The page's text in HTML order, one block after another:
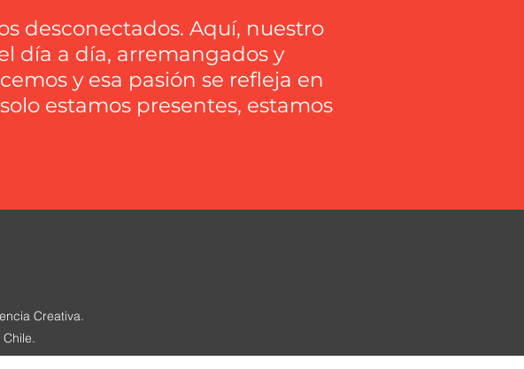
desconectados. Aquí, nuestro
día a día, arremangados y
y esa pasión se refleja en
estamos presentes, estamos
Creativa.